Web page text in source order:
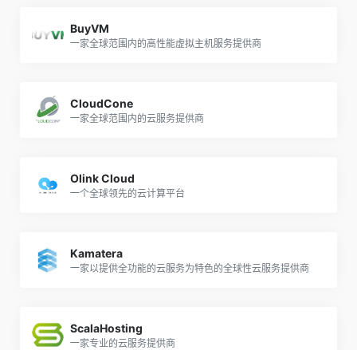
BuyVM
一家全球范围内的高性能虚拟主机服务提供商
CloudCone
一家全球范围内的云服务提供商
Olink Cloud
一个全球领先的云计算平台
Kamatera
一家以提供全功能的云服务为特色的全球性云服务提供商
ScalaHosting
一家专业的云服务提供商